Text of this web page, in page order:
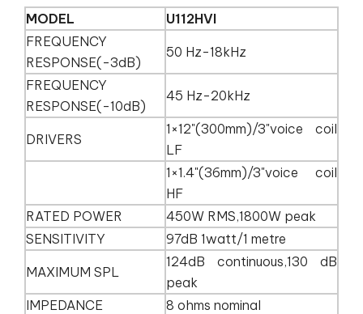
MODEL
U112HVI
FREQUENCY
RESPONSE(-3dB)
50 Hz-18kHz
FREQUENCY
RESPONSE(-10dB)
45 Hz-20kHz
DRIVERS
1×12"(300mm)/3"voice coil
LF
1×1.4"(36mm)/3"voice coil
HF
RATED POWER
450W RMS,1800W peak
SENSITIVITY
97dB 1watt/1 metre
MAXIMUM SPL
124dB continuous,130 dB
peak
IMPEDANCE
8 ohms nominal